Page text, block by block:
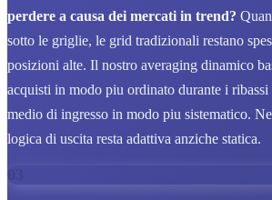
perdere a causa dei mercati in trend?
sotto le griglie, le grid tradizionali restano
posizioni alte. Il nostro averaging dinamico
acquisti in modo piu ordinato durante i
medio di ingresso in modo piu sistematico.
logica di uscita resta adattiva anziche statica.
03